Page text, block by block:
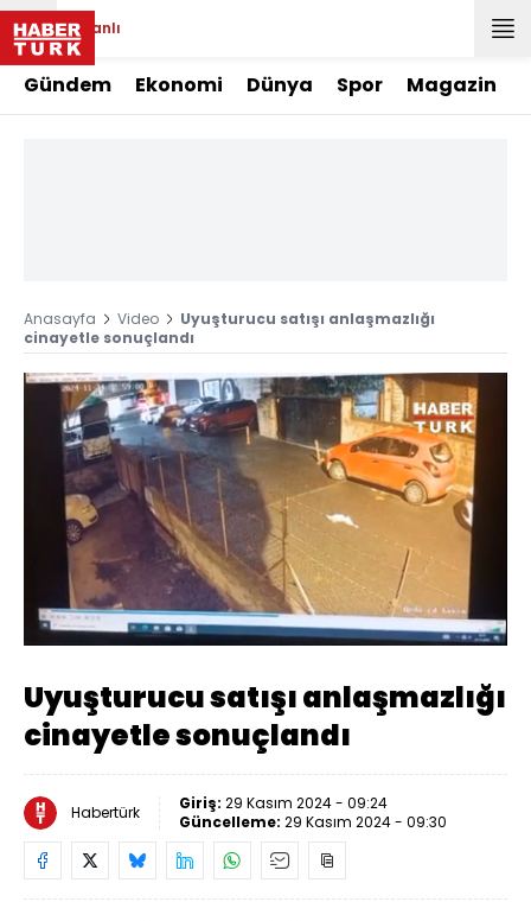
Canlı
Gündem Ekonomi Dünya Spor Magazin
Anasayfa Video
Uyuşturucu satışı anlaşmazlığı
cinayetle sonuçlandı
Sesi
Aç
Yüklendi:
100.00%
Oynatma
Hızı
Uyuşturucu satışı anlaşmazlığı
cinayetle sonuçlandı
Habertürk Giriş: 29 Kasım 2024 - 09:24
Güncelleme: 29 Kasım 2024 - 09:30